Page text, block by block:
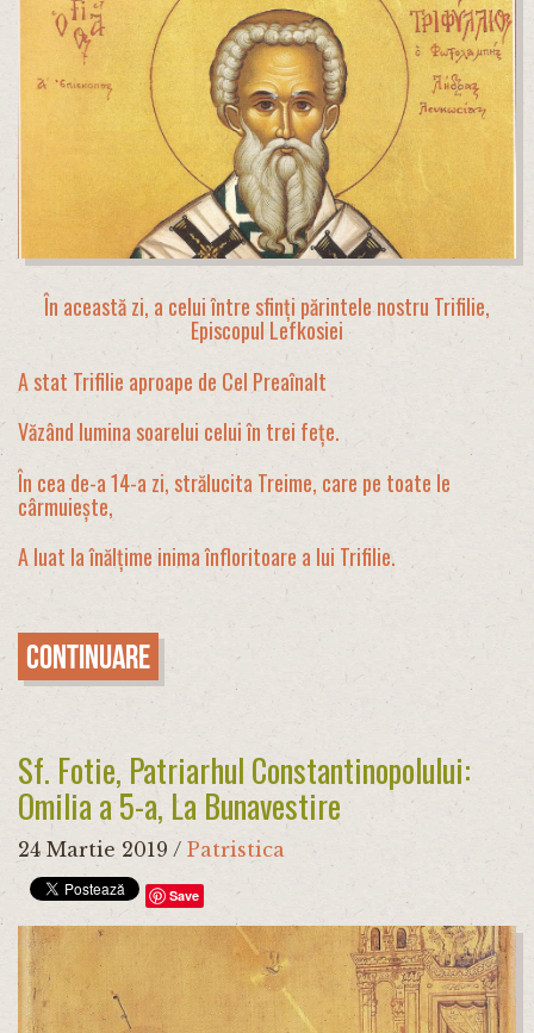
În această zi, a celui între sfinți părintele nostru Trifilie,
Episcopul Lefkosiei
A stat Trifilie aproape de Cel Preaînalt
Văzând lumina soarelui celui în trei fețe.
În cea de-a 14-a zi, strălucita Treime, care pe toate le
cârmuiește,
A luat la înălțime inima înfloritoare a lui Trifilie.
Continuare
Sf. Fotie, Patriarhul Constantinopolului:
Omilia a 5-a, La Bunavestire
24 Martie 2019 / Patristica
Save